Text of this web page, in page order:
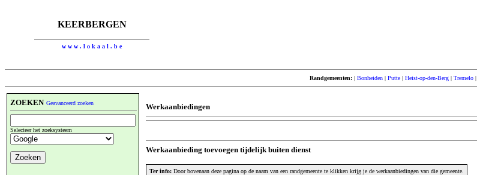
KEERBERGEN
w w w . l o k a a l . b e
Randgemeenten:| Bonheiden| Putte| Heist-op-den-Berg| Tremelo|
ZOEKEN Geavanceerd zoeken
Selecteer het zoeksysteem
Werkaanbiedingen
Werkaanbieding toevoegen tijdelijk buiten dienst
Ter info: Door bovenaan deze pagina op de naam van een randgemeente te klikken krijg je de werkaanbiedingen van die gemeente.